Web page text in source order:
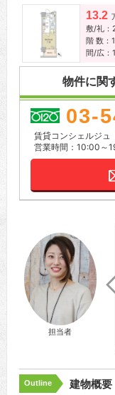
13.2
敷/礼：
階 数：
間/広：
物件に関
03-
賃貸コンシェルジュ
営業時間：10:00～
担当者
Outline 建物概要